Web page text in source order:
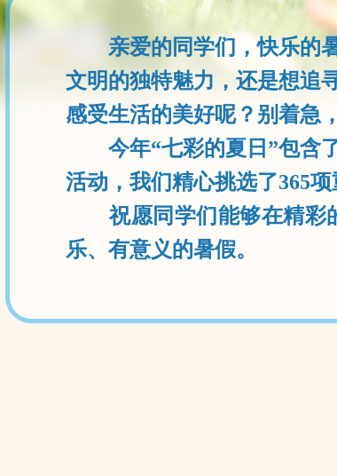
亲爱的同学们，快乐的暑
文明的独特魅力，还是想追
感受生活的美好呢？别着急
今年“七彩的夏日”包含了
活动，我们精心挑选了365项
祝愿同学们能够在精彩的
乐、有意义的暑假。